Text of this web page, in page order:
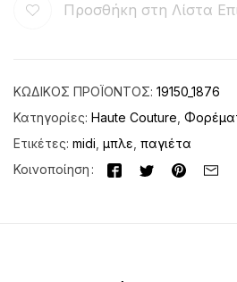
Προσθήκη στη Λίστα
ΚΩΔΙΚΌΣ ΠΡΟΪΌΝΤΟΣ: 19150_1876
Κατηγορίες: Haute Couture
Ετικέτες: midi μπλε παγιέτα
Κοινοποίηση